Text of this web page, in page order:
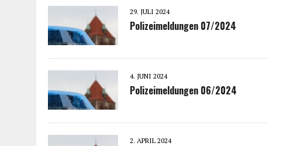
29. JULI 2024
Polizeimeldungen 07/2024
4. JUNI 2024
Polizeimeldungen 06/2024
2. APRIL 2024